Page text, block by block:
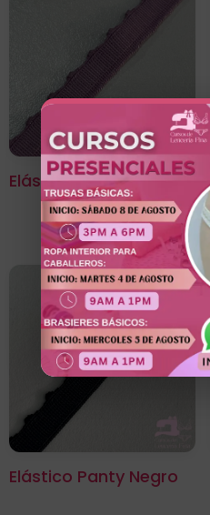
Elástico Panty Liláceo
Elástico Panty Negro